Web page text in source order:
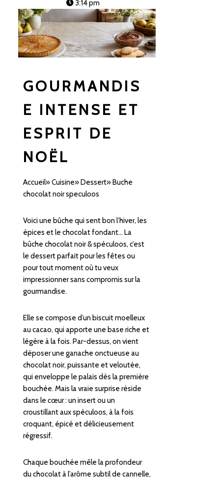
3:14 pm
GOURMANDIS
E INTENSE ET
ESPRIT DE
NOËL
Accueil»Cuisine»Dessert»Buche
chocolat noir speculoos
Voici une bûche qui sent bon l’hiver, les
épices et le chocolat fondant… La
bûche chocolat noir & spéculoos, c’est
le dessert parfait pour les fêtes ou
pour tout moment où tu veux
impressionner sans compromis sur la
gourmandise.
Elle se compose d’un biscuit moelleux
au cacao, qui apporte une base riche et
légère à la fois. Par-dessus, on vient
déposer une ganache onctueuse au
chocolat noir, puissante et veloutée,
qui enveloppe le palais dès la première
bouchée. Mais la vraie surprise réside
dans le cœur : un insert ou un
croustillant aux spéculoos, à la fois
croquant, épicé et délicieusement
régressif.
Chaque bouchée mêle la profondeur
du chocolat à l’arôme subtil de cannelle,